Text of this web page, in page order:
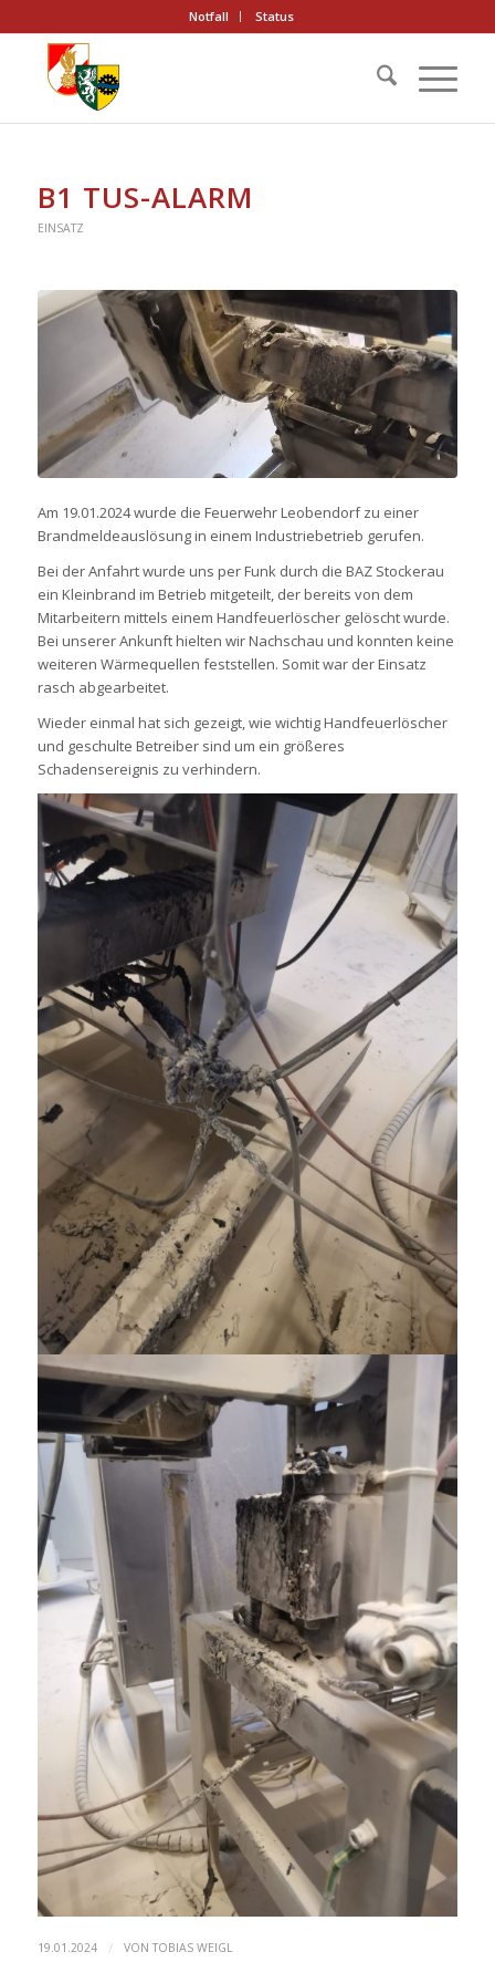
Notfall Status
B1 TUS-ALARM
EINSATZ
Am 19.01.2024 wurde die Feuerwehr Leobendorf zu einer
Brandmeldeauslösung in einem Industriebetrieb gerufen.
Bei der Anfahrt wurde uns per Funk durch die BAZ Stockerau
ein Kleinbrand im Betrieb mitgeteilt, der bereits von dem
Mitarbeitern mittels einem Handfeuerlöscher gelöscht wurde.
Bei unserer Ankunft hielten wir Nachschau und konnten keine
weiteren Wärmequellen feststellen. Somit war der Einsatz
rasch abgearbeitet.
Wieder einmal hat sich gezeigt, wie wichtig Handfeuerlöscher
und geschulte Betreiber sind um ein größeres
Schadensereignis zu verhindern.
19.01.2024 / VONTOBIAS WEIGL